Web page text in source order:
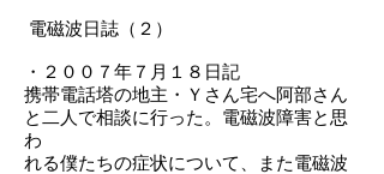
電磁波日誌（２）
・２００７年７月１８日記
携帯電話塔の地主・Ｙさん宅へ阿部さん
と二人で相談に行った。電磁波障害と思
わ
れる僕たちの症状について、また電磁波